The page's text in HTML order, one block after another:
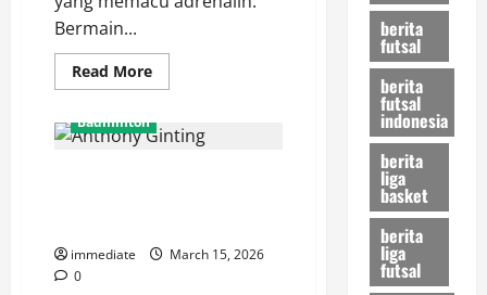
Bermain...
Read MoreRead
more
Simba
Bogor
Solo,
Badminton
immediate
March 15, 2026
0
berita
futsal
berita
futsal
indonesia
berita
liga
basket
berita
liga
futsal